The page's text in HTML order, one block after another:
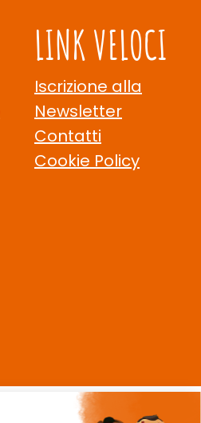
LINK VELOCI
Iscrizione alla
Newsletter
Contatti
Cookie Policy